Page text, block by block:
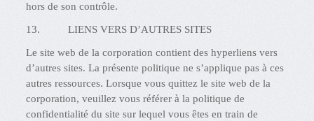
hors de son contrôle.
13. LIENS VERS D’AUTRES SITES
Le site web de la corporation contient des hyperliens vers
d’autres sites. La présente politique ne s’applique pas à ces
autres ressources. Lorsque vous quittez le site web de la
corporation, veuillez vous référer à la politique de
confidentialité du site sur lequel vous êtes en train de